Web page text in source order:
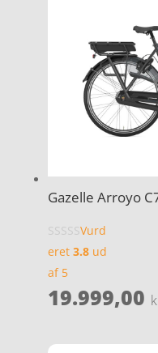
Gazelle Arroyo
Vurd
eret 3.8ud
af 5
19.999,00